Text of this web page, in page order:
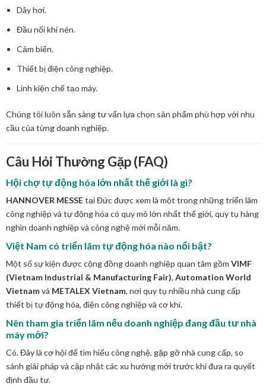
Dây hơi.
Đầu nối khí nén.
Cảm biến.
Thiết bị điện công nghiệp.
Linh kiện chế tạo máy.
Chúng tôi luôn sẵn sàng tư vấn lựa chọn sản phẩm phù hợp với nhu
cầu của từng doanh nghiệp.
Câu Hỏi Thường Gặp (FAQ)
Hội chợ tự động hóa lớn nhất thế giới là gì?
HANNOVER MESSEtại Đức được xem là một trong những triển lãm
công nghiệp và tự động hóa có quy mô lớn nhất thế giới, quy tụ hàng
nghìn doanh nghiệp và công nghệ mới mỗi năm.
Việt Nam có triển lãm tự động hóa nào nổi bật?
Một số sự kiện được cộng đồng doanh nghiệp quan tâm gồm VIMF
(Vietnam Industrial & Manufacturing Fair), Automation World
Vietnamvà METALEX Vietnam, nơi quy tụ nhiều nhà cung cấp
thiết bị tự động hóa, điện công nghiệp và cơ khí.
Nên tham gia triển lãm nếu doanh nghiệp đang đầu tư nhà
máy mới?
Có. Đây là cơ hội để tìm hiểu công nghệ, gặp gỡ nhà cung cấp, so
sánh giải pháp và cập nhật các xu hướng mới trước khi đưa ra quyết
định đầu tư.